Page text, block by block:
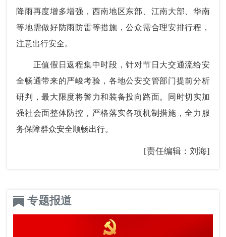
降雨再度增多增强，西南地区东部、江南大部、华南
等地需做好防雨防雷等措施，公众需合理安排行程，
注意出行安全。
正值假日返程集中时段，针对节日大交通流给安
全畅通带来的严峻考验，各地公安交管部门提前分析
研判，最大限度将警力和装备投向路面。同时切实加
强社会面整体防控，严格落实各项机制措施，全力服
务保障群众安全顺畅出行。
[责任编辑：刘海]
专题报道